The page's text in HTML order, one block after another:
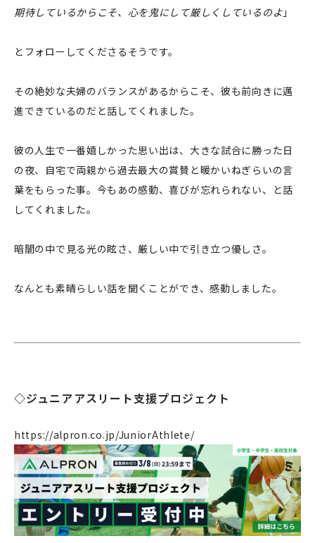
期待しているからこそ、心を鬼にして厳しくしているのよ 」
とフォローしてくださるそうです。
その絶妙な夫婦のバランスがあるからこそ、彼も前向きに邁
進できているのだと話してくれました。
彼の人生で一番嬉しかった思い出は、大きな試合に勝った日
の夜、自宅で両親から過去最大の賞賛と暖かいねぎらいの言
葉をもらった事。今もあの感動、喜びが忘れられない、と話
してくれました。
暗闇の中で見る光の眩さ、厳しい中で引き立つ優しさ。
なんとも素晴らしい話を聞くことができ、感動しました。
◇ジュニアアスリート支援プロジェクト
https://alpron.co.jp/JuniorAthlete/